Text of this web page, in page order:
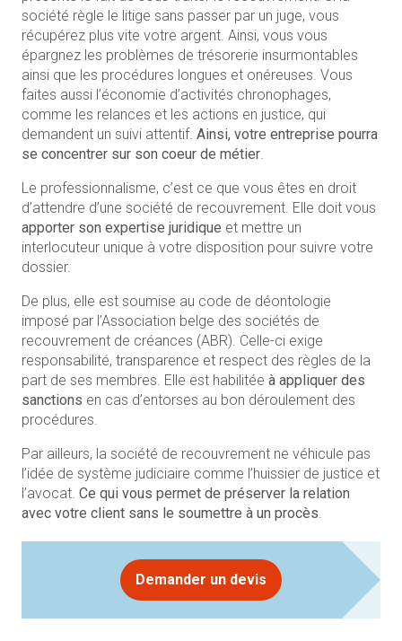
société règle le litige sans passer par un juge, vous
récupérez plus vite votre argent. Ainsi, vous vous
épargnez les problèmes de trésorerie insurmontables
ainsi que les procédures longues et onéreuses. Vous
faites aussi l’économie d’activités chronophages,
comme les relances et les actions en justice, qui
demandent un suivi attentif. Ainsi, votre entreprise pourra
se concentrer sur son coeur de métier.
Le professionnalisme, c’est ce que vous êtes en droit
d’attendre d’une société de recouvrement. Elle doit vous
apporter son expertise juridique et mettre un
interlocuteur unique à votre disposition pour suivre votre
dossier.
De plus, elle est soumise au code de déontologie
imposé par l’Association belge des sociétés de
recouvrement de créances (ABR). Celle-ci exige
responsabilité, transparence et respect des règles de la
part de ses membres. Elle est habilitée à appliquer des
sanctions en cas d’entorses au bon déroulement des
procédures.
Par ailleurs, la société de recouvrement ne véhicule pas
l’idée de système judiciaire comme l’huissier de justice et
l’avocat. Ce qui vous permet de préserver la relation
avec votre client sans le soumettre à un procès.
Demander un devis